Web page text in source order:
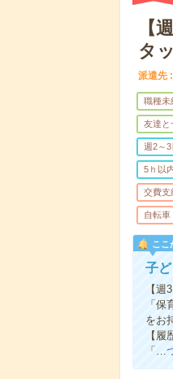
【
タ
派遣先
職種未
友達と
週2～
5ｈ以
交費支
自転車
ここ
子
【
「
をお
【
「…